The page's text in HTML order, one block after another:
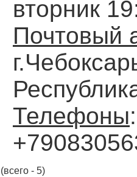
вторник
Почтовый
Телефоны
(всего - 5)